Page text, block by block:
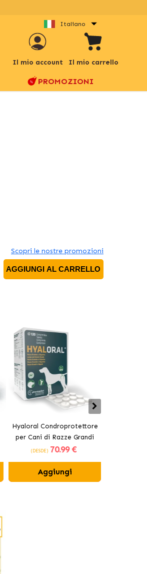
Italiano
Il mio account Il mio carrello
PROMOZIONI
Scopri le nostre promozioni
AGGIUNGI AL CARRELLO
Hyaloral Condroprotettore
per Cani di Razze Grandi
Pharmadiet
(DESDE) 70.99 €
Aggiungi